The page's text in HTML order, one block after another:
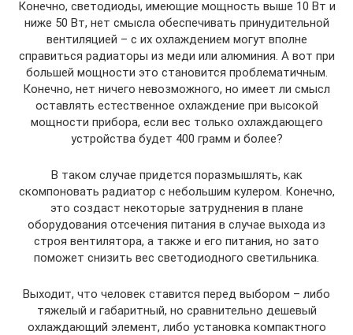
Конечно, светодиоды, имеющие мощность выше 10 Вт и
ниже 50 Вт, нет смысла обеспечивать принудительной
вентиляцией – с их охлаждением могут вполне
справиться радиаторы из меди или алюминия. А вот при
большей мощности это становится проблематичным.
Конечно, нет ничего невозможного, но имеет ли смысл
оставлять естественное охлаждение при высокой
мощности прибора, если вес только охлаждающего
устройства будет 400 грамм и более?
В таком случае придется поразмышлять, как
скомпоновать радиатор с небольшим кулером. Конечно,
это создаст некоторые затруднения в плане
оборудования отсечения питания в случае выхода из
строя вентилятора, а также и его питания, но зато
поможет снизить вес светодиодного светильника.
Выходит, что человек ставится перед выбором – либо
тяжелый и габаритный, но сравнительно дешевый
охлаждающий элемент, либо установка компактного